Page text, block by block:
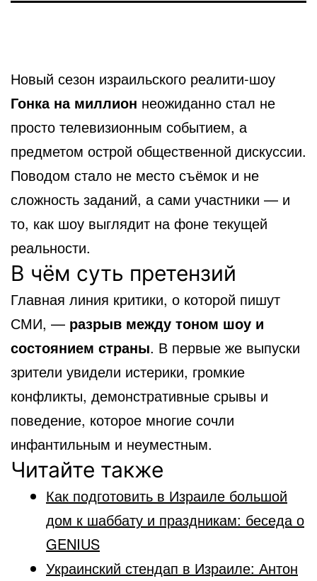
Новый сезон израильского реалити-шоу
Гонка на миллион неожиданно стал не
просто телевизионным событием, а
предметом острой общественной дискуссии.
Поводом стало не место съёмок и не
сложность заданий, а сами участники — и
то, как шоу выглядит на фоне текущей
реальности.
В чём суть претензий
Главная линия критики, о которой пишут
СМИ, — разрыв между тоном шоу и
состоянием страны. В первые же выпуски
зрители увидели истерики, громкие
конфликты, демонстративные срывы и
поведение, которое многие сочли
инфантильным и неуместным.
Читайте также
Как подготовить в Израиле большой
дом к шаббату и праздникам: беседа о
GENIUS
Украинский стендап в Израиле: Антон